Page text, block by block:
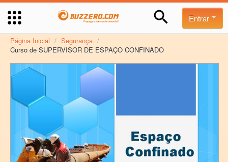
Entrar
Página Inicial / Segurança /
Curso de SUPERVISOR DE ESPAÇO CONFINADO